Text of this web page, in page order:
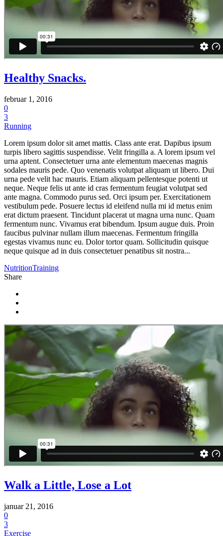
Healthy Snacks.
februar 1, 2016
0
3
Running
Lorem ipsum dolor sit amet mattis. Class ante erat. Dapibus ipsum
turpis libero sagittis suspendisse. Velit fringilla a. A lorem ipsum vel
urna aptent. Consectetuer urna ante elementum maecenas magnis
sodales mauris pede. Quo venenatis volutpat aliquam ut libero. Dui
urna pede velit hac mauris. Etiam aliquam pellentesque potenti ut
neque. Neque felis ut ante id cras fermentum feugiat volutpat sed
ante magna. Commodo purus sed. Orci ipsum per. Exercitationem
vestibulum pede. Posuere lectus id eleifend nulla mi id metus enim
erat dictum praesent. Tincidunt placerat ut magna urna nunc. Quam
fermentum nunc. Vivamus erat bibendum. Ipsum augue duis. Proin
faucibus pulvinar nullam illum maecenas. Fermentum fringilla
egestas vivamus nunc eu. Dolor tortor quam. Sollicitudin quisque
neque quisque ad in duis consectetuer penatibus sit nostra...
NutritionTraining
Share
Walk a Little, Lose a Lot
januar 21, 2016
0
3
Exercise